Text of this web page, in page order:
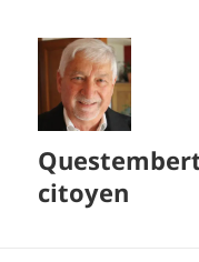
citoyen